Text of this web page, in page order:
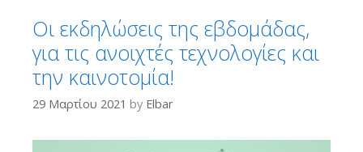
Οι εκδηλώσεις της εβδομάδας,
για τις ανοιχτές τεχνολογίες και
την καινοτομία!
29 Μαρτίου 2021 by Elbar